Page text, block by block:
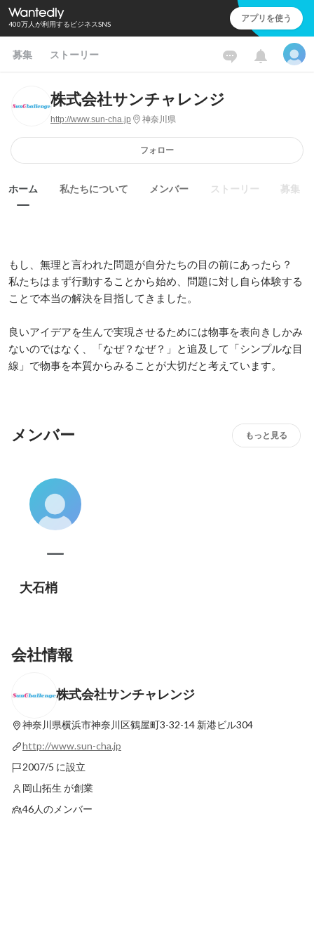
400万人が利用するビジネスSNS アプリを使う
募集 ストーリー
株式会社サンチャレンジ
http://www.sun-cha.jp 神奈川県
フォロー
ホーム 私たちについて メンバー ストーリー 募集
もし、無理と言われた問題が自分たちの目の前にあったら？
私たちはまず行動することから始め、問題に対し自ら体験する
ことで本当の解決を目指してきました。
良いアイデアを生んで実現させるためには物事を表向きしかみ
ないのではなく、「なぜ？なぜ？」と追及して「シンプルな目
線」で物事を本質からみることが大切だと考えています。
メンバー もっと見る
大石梢
会社情報
株式会社サンチャレンジ
神奈川県横浜市神奈川区鶴屋町3-32-14 新港ビル304
http://www.sun-cha.jp
2007/5 に設立
岡山拓生 が創業
46人のメンバー